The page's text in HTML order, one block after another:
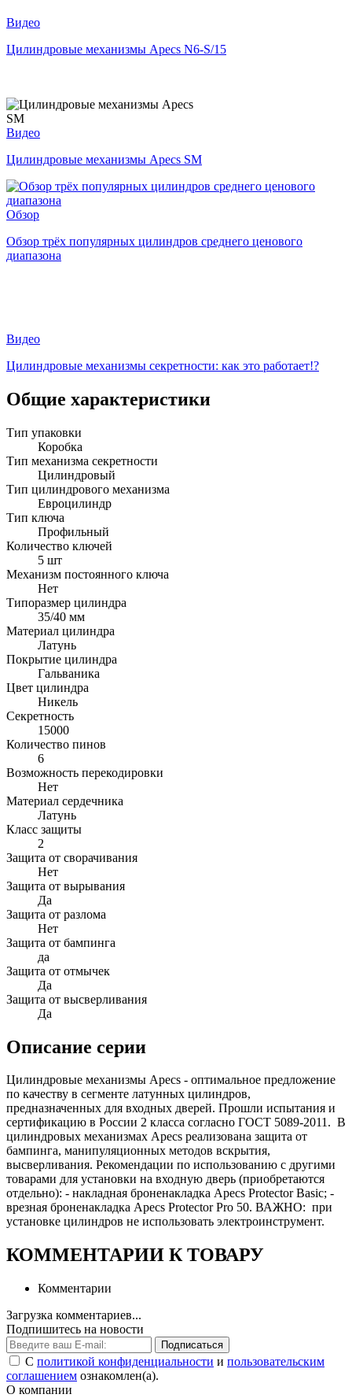
Видео
Цилиндровые механизмы Apecs N6-S/15
Видео
Цилиндровые механизмы Apecs SM
Обзор
Обзор трёх популярных цилиндров среднего ценового
диапазона
Видео
Цилиндровые механизмы секретности: как это работает!?
Общие характеристики
Тип упаковки
Коробка
Тип механизма секретности
Цилиндровый
Тип цилиндрового механизма
Евроцилиндр
Тип ключа
Профильный
Количество ключей
5 шт
Механизм постоянного ключа
Нет
Типоразмер цилиндра
35/40 мм
Материал цилиндра
Латунь
Покрытие цилиндра
Гальваника
Цвет цилиндра
Никель
Секретность
15000
Количество пинов
6
Возможность перекодировки
Нет
Материал сердечника
Латунь
Класс защиты
2
Защита от сворачивания
Нет
Защита от вырывания
Да
Защита от разлома
Нет
Защита от бампинга
да
Защита от отмычек
Да
Защита от высверливания
Да
Описание серии
Цилиндровые механизмы Apecs - оптимальное предложение
по качеству в сегменте латунных цилиндров,
предназначенных для входных дверей. Прошли испытания и
сертификацию в России 2 класса согласно ГОСТ 5089-2011. В
цилиндровых механизмах Apecs реализована защита от
бампинга, манипуляционных методов вскрытия,
высверливания. Рекомендации по использованию с другими
товарами для установки на входную дверь (приобретаются
отдельно): - накладная броненакладка Apecs Protector Basic; -
врезная броненакладка Apecs Protector Pro 50. ВАЖНО: при
установке цилиндров не использовать электроинструмент.
КОММЕНТАРИИ К ТОВАРУ
Комментарии
Загрузка комментариев...
Подпишитесь на новости
Подписаться
С политикой конфиденциальности и пользовательским
соглашением ознакомлен(а).
О компании